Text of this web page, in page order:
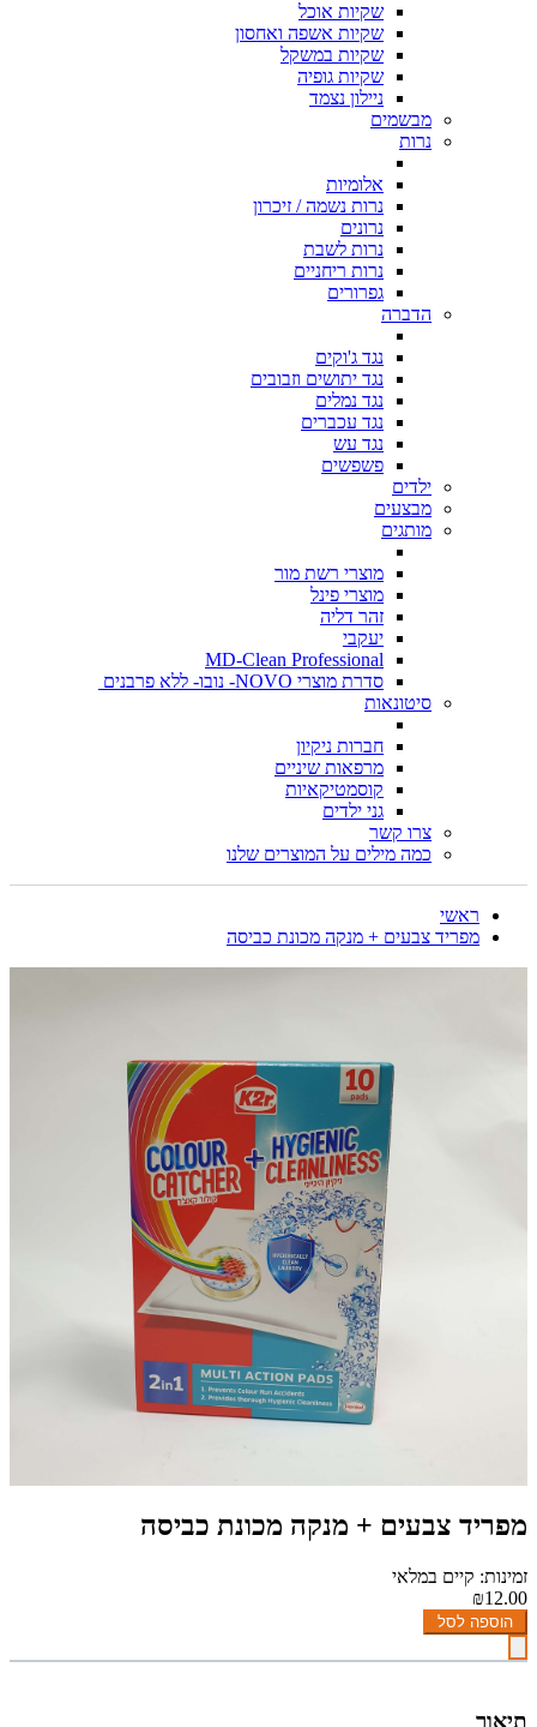
שקיות אוכל
שקיות אשפה ואחסון
שקיות במשקל
שקיות גופיה
ניילון נצמד
מבשמים
נרות
אלומיות
נרות נשמה / זיכרון
נרונים
נרות לשבת
נרות ריחניים
גפרורים
הדברה
נגד ג'וקים
נגד יתושים וזבובים
נגד נמלים
נגד עכברים
נגד עש
פשפשים
ילדים
מבצעים
מותגים
מוצרי רשת מור
מוצרי פינל
זהר דליה
יעקבי
MD-Clean Professional
סדרת מוצרי NOVO- נובו- ללא פרבנים
סיטונאות
חברות ניקיון
מרפאות שיניים
קוסמטיקאיות
גני ילדים
צרו קשר
כמה מילים על המוצרים שלנו
ראשי
מפריד צבעים + מנקה מכונת כביסה
מפריד צבעים + מנקה מכונת כביסה
זמינות: קיים במלאי
₪12.00
הוספה לסל
תיאור